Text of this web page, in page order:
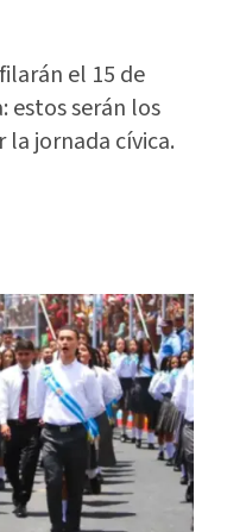
el 15 de
estos serán los
la jornada cívica.